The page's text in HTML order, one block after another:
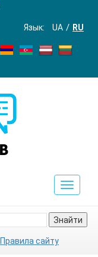
Язык: UA RU
Toggle
Знайти
Правила сайту